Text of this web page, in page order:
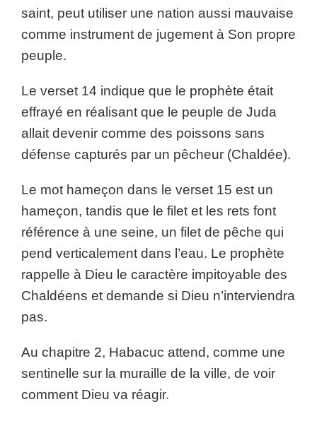
saint, peut utiliser une nation aussi mauvaise
comme instrument de jugement à Son propre
peuple.
Le verset 14 indique que le prophète était
effrayé en réalisant que le peuple de Juda
allait devenir comme des poissons sans
défense capturés par un pêcheur (Chaldée).
Le mot hameçon dans le verset 15 est un
hameçon, tandis que le filet et les rets font
référence à une seine, un filet de pêche qui
pend verticalement dans l’eau. Le prophète
rappelle à Dieu le caractère impitoyable des
Chaldéens et demande si Dieu n’interviendra
pas.
Au chapitre 2, Habacuc attend, comme une
sentinelle sur la muraille de la ville, de voir
comment Dieu va réagir.